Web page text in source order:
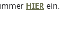
HIER ein.